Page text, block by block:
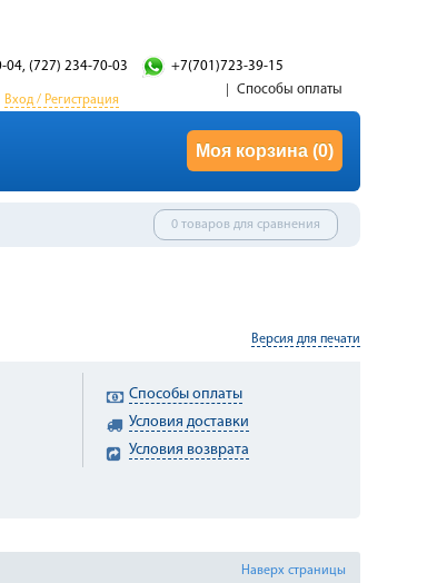
04, (727) 234-70-03 +7(701)723-39-15
Вход / Регистрация
Способы оплаты
Моя корзина (0)
0 товаров для сравнения
Версия для печати
Способы оплаты
Условия доставки
Условия возврата
Наверх страницы